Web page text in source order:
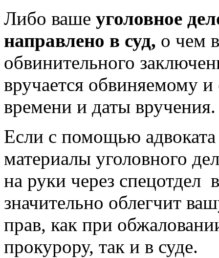
Либо ваше уголовное
направлено в суд, о чем
обвинительного
вручается обвиняемому
времени и даты вручения.
Если с помощью адвоката
материалы уголовного
на руки через
значительно облегчит
прав, как при
прокурору, так и в суде.